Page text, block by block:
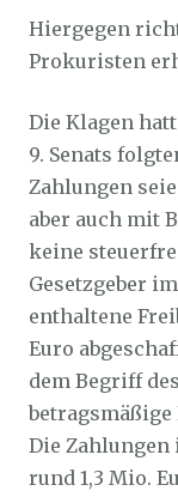
Hiergegen
Prokuristen
Die Klagen
9. Senats
Zahlungen
aber auch mit
keine
Gesetzgeber
enthaltene
Euro
dem Begriff
Die Zahlungen
rund 1,3 Mio.